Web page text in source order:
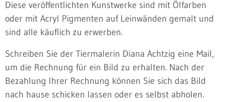
Diese veröffentlichten Kunstwerke sind mit Ölfarben
oder mit Acryl Pigmenten auf Leinwänden gemalt und
sind alle käuflich zu erwerben.
Schreiben Sie der Tiermalerin Diana Achtzig eine Mail,
um die Rechnung für ein Bild zu erhalten. Nach der
Bezahlung Ihrer Rechnung können Sie sich das Bild
nach hause schicken lassen oder es selbst abholen.